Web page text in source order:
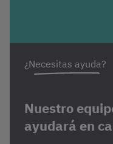
¿Necesitas ayuda?
Nuestro
ayudará en